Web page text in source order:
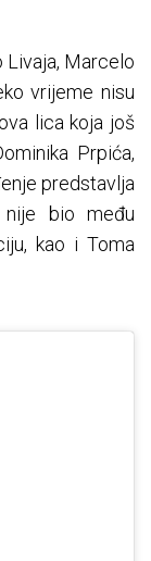
Livaja, Marcelo
vrijeme nisu
lica koja još
Prpića,
predstavlja
bio među
kao i Toma